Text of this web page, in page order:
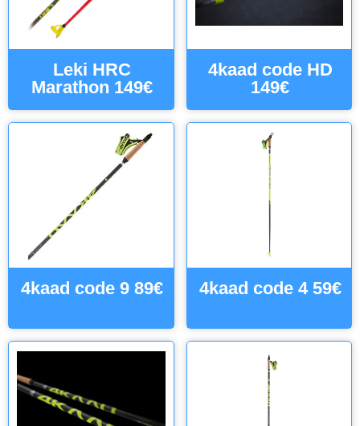
Leki HRC
Marathon 149€
4kaad code HD
149€
4kaad code 9 89€ 4kaad code 4 59€